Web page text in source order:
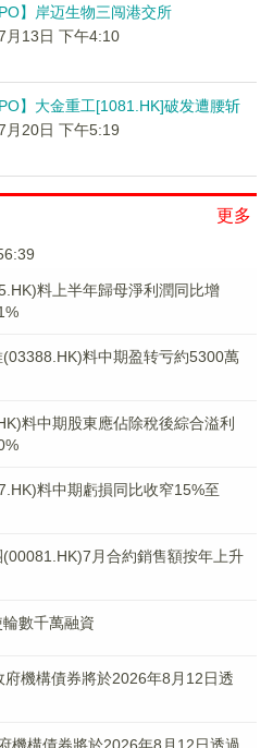
】岸迈生物三闯港交所
月13日 下午4:10
】大金重工[1081.HK]破发遭腰斩
月20日 下午5:19
更多
料上半年歸母淨利潤同比增
(03388.HK)料中期盈转亏約5300萬
料中期股東應佔除稅後綜合溢利
料中期虧損同比收窄15%至
月合約銷售額按年上升
數千萬融資
府機構債券將於2026年8月12日透